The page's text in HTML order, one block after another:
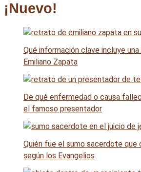
¡Nuevo!
Qué información clave incluye
Emiliano Zapata
De qué enfermedad o causa
el famoso presentador
Quién fue el sumo sacerdote que
según los Evangelios